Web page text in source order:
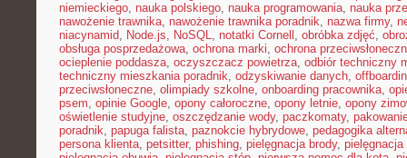
niemieckiego, nauka polskiego, nauka programowania, nauka
nawożenie trawnika, nawożenie trawnika poradnik, nazwa firmy,
niacynamid, Node.js, NoSQL, notatki Cornell , obróbka zdjęć,
obsługa posprzedażowa, ochrona marki, ochrona
ocieplenie poddasza, oczyszczacz powietrza, odbiór techniczny
techniczny mieszkania poradnik, odzyskiwanie danych,
przeciwsłoneczne, olimpiady szkolne, onboarding pracownika,
psem, opinie Google, opony całoroczne, opony letnie, opony
oświetlenie studyjne, oszczędzanie wody, paczkomaty,
poradnik, papuga falista, paznokcie hybrydowe, pedagogika
persona klienta, petsitter, phishing, pielęgnacja brody, pielęgnacja